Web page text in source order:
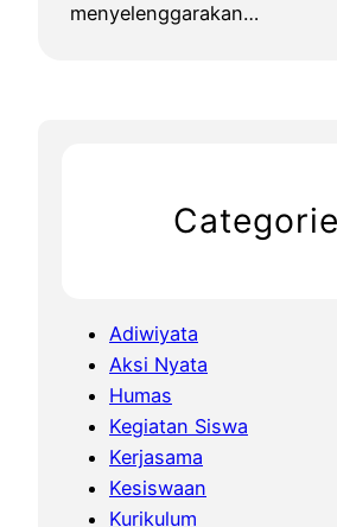
menyelenggarakan…
Adiwiyata
Aksi Nyata
Humas
Kegiatan Siswa
Kerjasama
Kesiswaan
Kurikulum